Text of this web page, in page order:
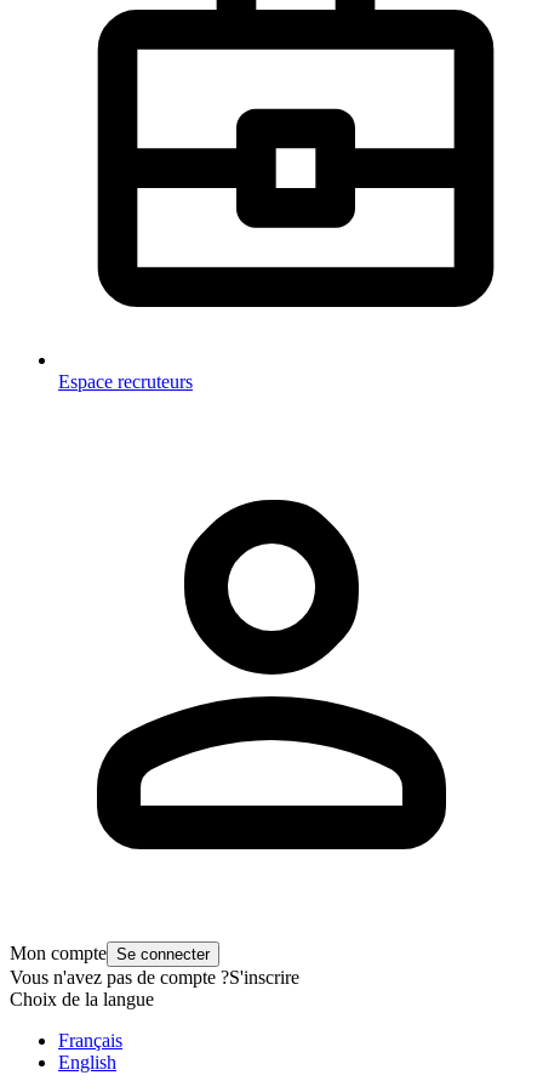
Espace recruteurs
Mon compte Se connecter
Vous n'avez pas de compte ?S'inscrire
Choix de la langue
Français
English